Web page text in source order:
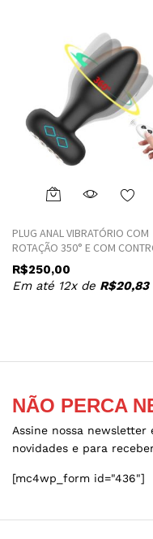
This
has
multiple
The
chosen
the
product
page
PLUG ANAL VIBRATÓRIO COM
ROTAÇÃO 350° E COM
R$250,00
Em até 12x de R$20,83
NÃO PERCA
Assine nossa
novidades e para
[mc4wp_form id="436"]